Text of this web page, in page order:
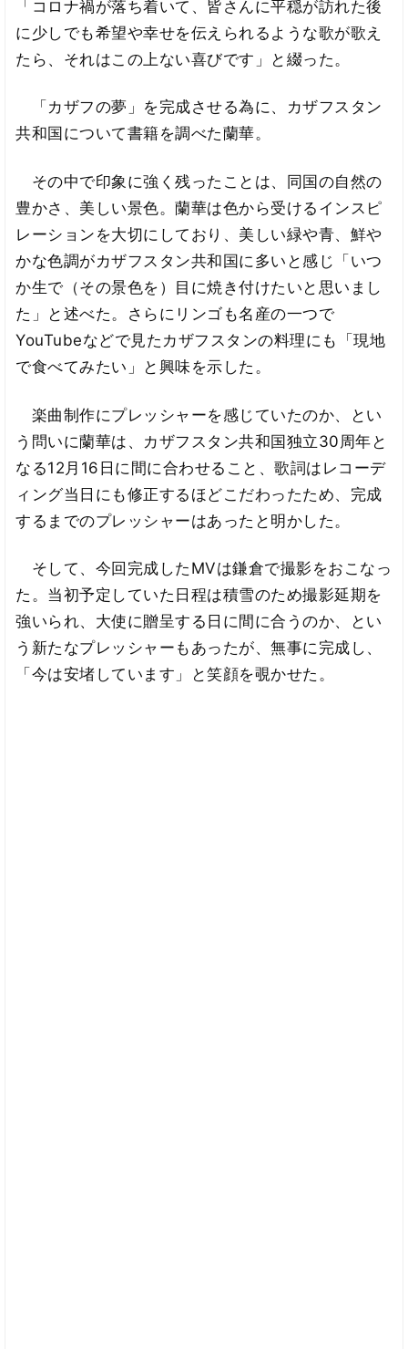
「コロナ禍が落ち着いて、皆さんに平穏が訪れた後
に少しでも希望や幸せを伝えられるような歌が歌え
たら、それはこの上ない喜びです」と綴った。
「カザフの夢」を完成させる為に、カザフスタン
共和国について書籍を調べた蘭華。
その中で印象に強く残ったことは、同国の自然の
豊かさ、美しい景色。蘭華は色から受けるインスピ
レーションを大切にしており、美しい緑や青、鮮や
かな色調がカザフスタン共和国に多いと感じ「いつ
か生で（その景色を）目に焼き付けたいと思いまし
た」と述べた。さらにリンゴも名産の一つで
YouTubeなどで見たカザフスタンの料理にも「現地
で食べてみたい」と興味を示した。
楽曲制作にプレッシャーを感じていたのか、とい
う問いに蘭華は、カザフスタン共和国独立30周年と
なる12月16日に間に合わせること、歌詞はレコーデ
ィング当日にも修正するほどこだわったため、完成
するまでのプレッシャーはあったと明かした。
そして、今回完成したMVは鎌倉で撮影をおこなっ
た。当初予定していた日程は積雪のため撮影延期を
強いられ、大使に贈呈する日に間に合うのか、とい
う新たなプレッシャーもあったが、無事に完成し、
「今は安堵しています」と笑顔を覗かせた。